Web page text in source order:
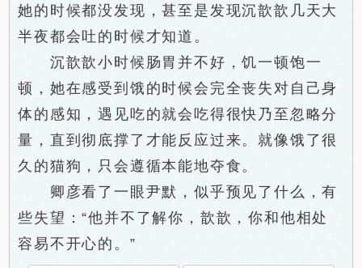
她的时候都没发现，甚至是发现沉歆歆几天大
半夜都会吐的时候才知道。
沉歆歆小时候肠胃并不好，饥一顿饱一
顿，她在感受到饿的时候会完全丧失对自己身
体的感知，遇见吃的就会吃得很快乃至忽略分
量，直到彻底撑了才能反应过来。就像饿了很
久的猫狗，只会遵循本能地夺食。
卿彦看了一眼尹默，似乎预见了什么，有
些失望：“他并不了解你，歆歆，你和他相处
容易不开心的。”